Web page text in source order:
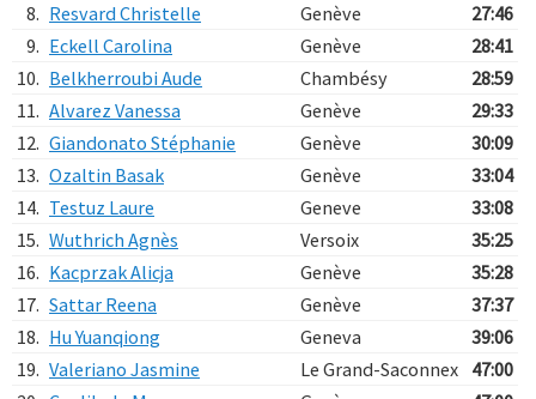
8. Resvard Christelle Genève
27:46
9. Eckell Carolina Genève
28:41
10. Belkherroubi Aude Chambésy
28:59
11. Alvarez Vanessa Genève
29:33
12. Giandonato Stéphanie Genève
30:09
13. Ozaltin Basak Genève
33:04
14. Testuz Laure Geneve
33:08
15. Wuthrich Agnès Versoix
35:25
16. Kacprzak Alicja Genève
35:28
17. Sattar Reena Genève
37:37
18. Hu Yuanqiong Geneva
39:06
19. Valeriano Jasmine Le Grand-Saconnex 47:00